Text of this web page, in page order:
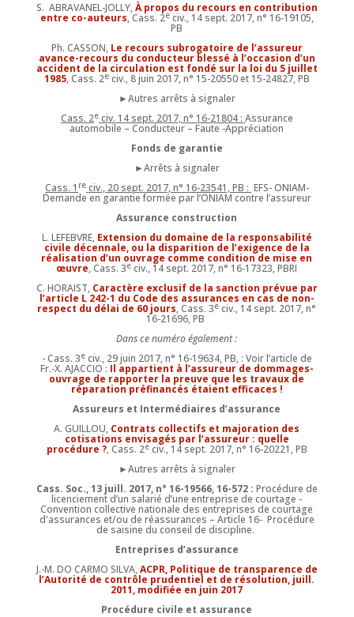
S. ABRAVANEL-JOLLY,À propos du recours en contribution
entre co-auteurs, Cass. 2eciv., 14 sept. 2017, n° 16-19105,
PB
Ph. CASSON, Le recours subrogatoire de l’assureur
avance-recours du conducteur blessé à l’occasion d’un
accident de la circulation est fondé sur la loi du 5 juillet
1985, Cass. 2eciv., 8 juin 2017, n° 15-20550 et 15-24827, PB
►Autres arrêts à signaler
Cass. 2eciv. 14 sept. 2017, n° 16-21804 : Assurance
automobile – Conducteur – Faute -Appréciation
Fonds de garantie
►Arrêts à signaler
Cass. 1 reciv., 20 sept. 2017, n° 16-23541, PB : EFS- ONIAM-
Demande en garantie formée par l’ONIAM contre l’assureur
Assurance construction
L. LEFEBVRE, Extension du domaine de la responsabilité
civile décennale, ou la disparition de l’exigence de la
réalisation d’un ouvrage comme condition de mise en
œuvre, Cass. 3e civ., 14 sept. 2017, n° 16-17323, PBRI
C. HORAIST, Caractère exclusif de la sanction prévue par
l’article L 242-1 du Code des assurances en cas de non-
respect du délai de 60 jours, Cass. 3e civ., 14 sept. 2017, n°
16-21696, PB
Dans ce numéro également :
- Cass. 3eciv., 29 juin 2017, n° 16-19634, PB, : Voir l’article de
Fr.-X. AJACCIO : Il appartient à l’assureur de dommages-
ouvrage de rapporter la preuve que les travaux de
réparation préfinancés étaient efficaces !
Assureurs et Intermédiaires d’assurance
A. GUILLOU, Contrats collectifs et majoration des
cotisations envisagés par l’assureur : quelle
procédure ?, Cass. 2eciv., 14 sept. 2017, n° 16-20221, PB
►Autres arrêts à signaler
Cass. Soc., 13 juill. 2017, n° 16-19566, 16-572 : Procédure de
licenciement d’un salarié d’une entreprise de courtage -
Convention collective nationale des entreprises de courtage
d'assurances et/ou de réassurances – Article 16- Procédure
de saisine du conseil de discipline.
Entreprises d’assurance
J.-M. DO CARMO SILVA,ACPR, Politique de transparence de
l’Autorité de contrôle prudentiel et de résolution, juill.
2011, modifiée en juin 2017
Procédure civile et assurance